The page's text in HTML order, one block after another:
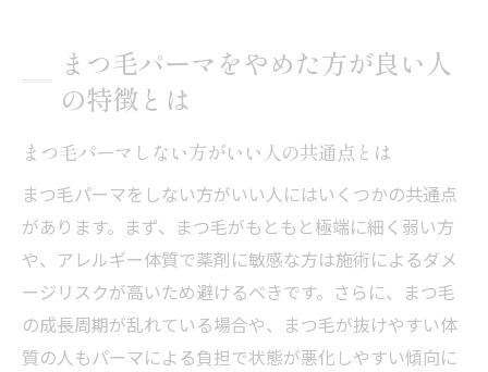
まつ毛パーマをやめた方が良い人
の特徴とは
まつ毛パーマしない方がいい人の共通点とは
まつ毛パーマをしない方がいい人にはいくつかの共通点
があります。まず、まつ毛がもともと極端に細く弱い方
や、アレルギー体質で薬剤に敏感な方は施術によるダメ
ージリスクが高いため避けるべきです。さらに、まつ毛
の成長周期が乱れている場合や、まつ毛が抜けやすい体
質の人もパーマによる負担で状態が悪化しやすい傾向に